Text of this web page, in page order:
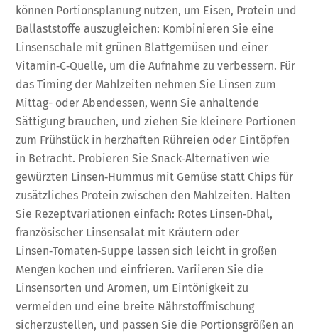
können Portionsplanung nutzen, um Eisen, Protein und
Ballaststoffe auszugleichen: Kombinieren Sie eine
Linsenschale mit grünen Blattgemüsen und einer
Vitamin‑C‑Quelle, um die Aufnahme zu verbessern. Für
das Timing der Mahlzeiten nehmen Sie Linsen zum
Mittag- oder Abendessen, wenn Sie anhaltende
Sättigung brauchen, und ziehen Sie kleinere Portionen
zum Frühstück in herzhaften Rühreien oder Eintöpfen
in Betracht. Probieren Sie Snack‑Alternativen wie
gewürzten Linsen‑Hummus mit Gemüse statt Chips für
zusätzliches Protein zwischen den Mahlzeiten. Halten
Sie Rezeptvariationen einfach: Rotes Linsen‑Dhal,
französischer Linsensalat mit Kräutern oder
Linsen‑Tomaten‑Suppe lassen sich leicht in großen
Mengen kochen und einfrieren. Variieren Sie die
Linsensorten und Aromen, um Eintönigkeit zu
vermeiden und eine breite Nährstoffmischung
sicherzustellen, und passen Sie die Portionsgrößen an